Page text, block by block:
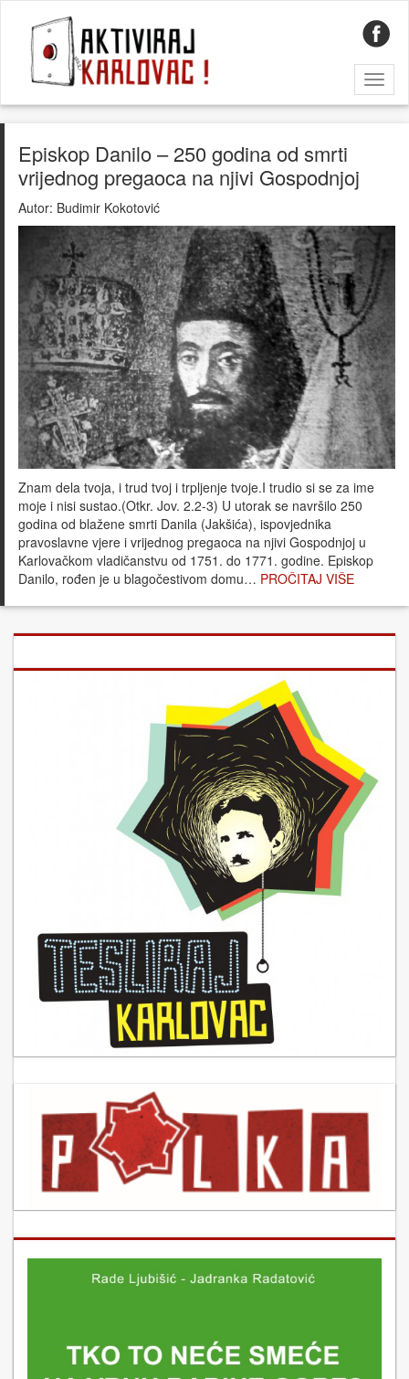
Episkop Danilo – 250 godina od smrti
vrijednog pregaoca na njivi Gospodnjoj
Autor: Budimir Kokotović
Znam dela tvoja, i trud tvoj i trpljenje tvoje.I trudio si se za ime
moje i nisi sustao.(Otkr. Jov. 2.2-3) U utorak se navršilo 250
godina od blažene smrti Danila (Jakšića), ispovjednika
pravoslavne vjere i vrijednog pregaoca na njivi Gospodnjoj u
Karlovačkom vladičanstvu od 1751. do 1771. godine. Episkop
Danilo, rođen je u blagočestivom domu… PROČITAJ VIŠE